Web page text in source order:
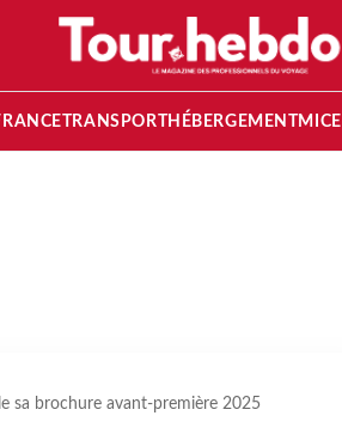
TRANSPORT HÉBERGEMENTMICE
sa brochure avant-première 2025